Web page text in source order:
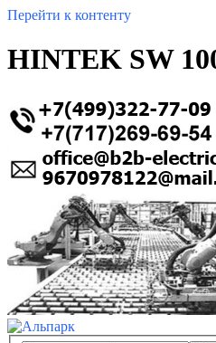
Перейти к контенту
HINTEK SW